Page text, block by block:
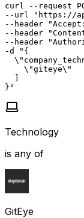
curl --request
--url "https://
--header
--header
--header
-d "{
    \"giteye\"
  ]
}"
Technology
is any of
GitEye